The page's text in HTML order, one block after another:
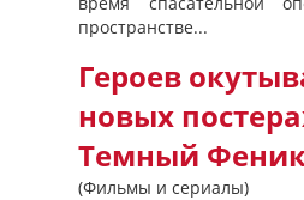
пространстве...
Героев
новых
Темный
(Фильмы и сериалы)